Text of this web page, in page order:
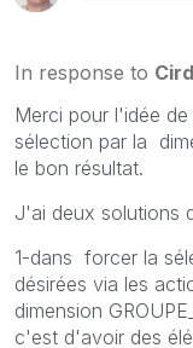
In response to
Merci pour l'idée
sélection par la
le bon résultat.
J'ai deux solutions
1-dans forcer la
désirées via les
dimension
c'est d'avoir des